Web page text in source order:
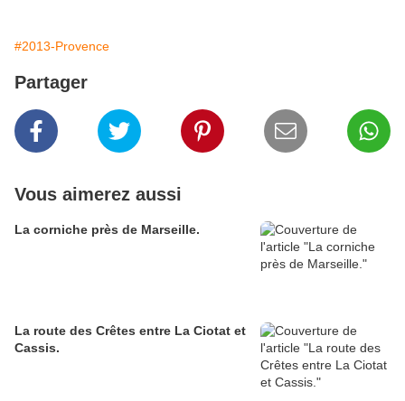
#2013-Provence
Partager
Vous aimerez aussi
La corniche près de Marseille.
La route des Crêtes entre La Ciotat et
Cassis.